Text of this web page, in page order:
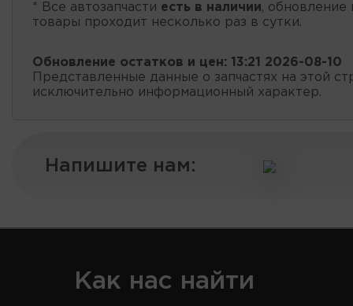
* Все автозапчасти есть в наличии, обновление
товары проходит несколько раз в сутки.
Обновление остатков и цен: 13:21 2026-08-10
Представленные данные о запчастях на этой
исключительно информационный характер.
Напишите нам:
Как нас найти